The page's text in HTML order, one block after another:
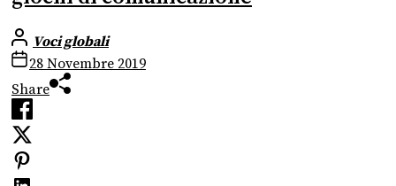
Voci globali
28 Novembre 2019
Share